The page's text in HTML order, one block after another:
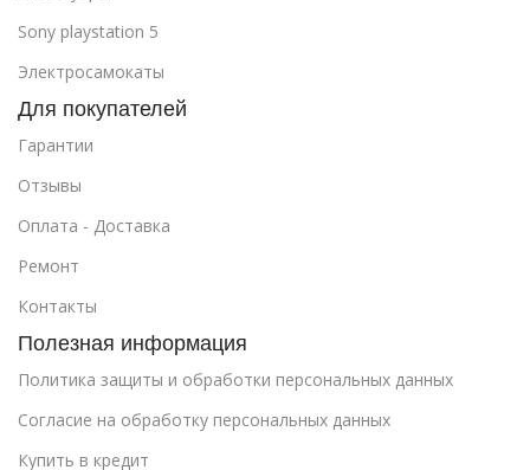
Sony playstation 5
Электросамокаты
Для покупателей
Гарантии
Отзывы
Оплата - Доставка
Ремонт
Контакты
Полезная информация
Политика защиты и обработки персональных данных
Cогласие на обработку персональных данных
Купить в кредит